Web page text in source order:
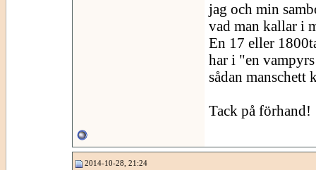
jag och min
vad man kallar i
En 17 eller
har i "en
sådan manschett
Tack på förhand!
2014-10-28, 21:24